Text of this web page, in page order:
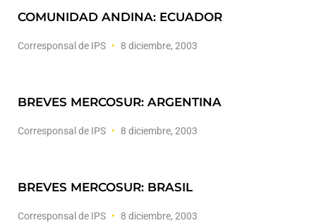
COMUNIDAD ANDINA: ECUADOR
Corresponsal de IPS 8 diciembre, 2003
BREVES MERCOSUR: ARGENTINA
Corresponsal de IPS 8 diciembre, 2003
BREVES MERCOSUR: BRASIL
Corresponsal de IPS 8 diciembre, 2003